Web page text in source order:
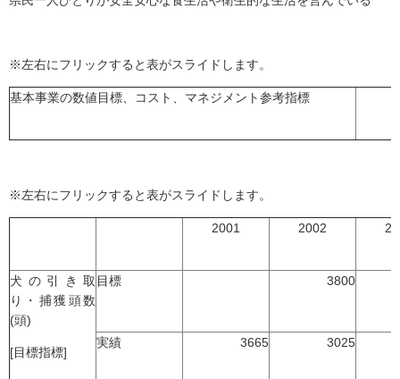
※左右にフリックすると表がスライドします。
基本事業の数値目標、コスト、マネジメント参考指標
※左右にフリックすると表がスライドします。
2001 2002
犬の引き取
り・捕獲頭数
(頭)
[目標指標]
目標 3800
実績 3665 3025